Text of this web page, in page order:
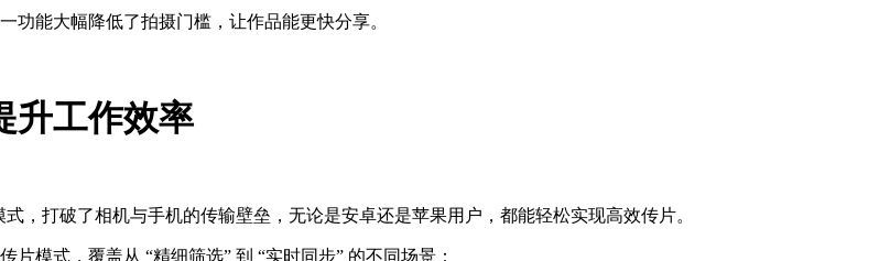
功能大幅降低了拍摄门槛，让作品能更快分享。
升工作效率
，打破了相机与手机的传输壁垒，无论是安卓还是苹果用户，都能轻松实现高效传片。
模式，覆盖从 “精细筛选” 到 “实时同步” 的不同场景：